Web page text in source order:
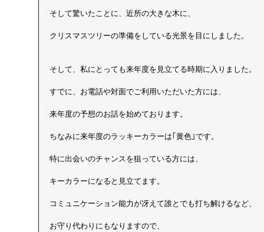
そして驚いたことに、近所の大きな木に、
クリスマスツリーの準備をしている光景を目にしました。
そして、私にとっても来年度を見立てる時期に入りました。
すでに、お電話や対面でご利用いただいた方には、
来年度の予想のお話を始めております。
ちなみに来年度のラッキーカラーは｢黄色｣です。
特に出会いのチャンスを狙っている方には、
キーカラーになると見立てます。
コミュニケーション能力が冴えて誰とでも打ち解けるなど、
お守り代わりにもなりますので、